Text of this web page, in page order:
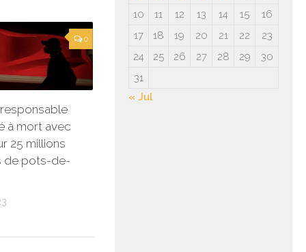
0
responsable
à mort avec
25 millions
de pots-de-
10
11 12 13 14 15
16
17
18 19 20 21 22
23
24
25 26 27 28 29
30
31
« Jul